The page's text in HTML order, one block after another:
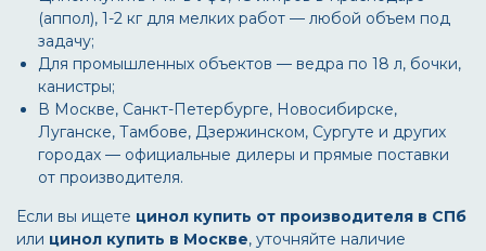
(аппол), 1-2 кг для мелких работ — любой объем под
задачу;
Для промышленных объектов — ведра по 18 л, бочки,
канистры;
В Москве, Санкт-Петербурге, Новосибирске,
Луганске, Тамбове, Дзержинском, Сургуте и других
городах — официальные дилеры и прямые поставки
от производителя.
Если вы ищете цинол купить от производителя в СПб
или цинол купить в Москве, уточняйте наличие